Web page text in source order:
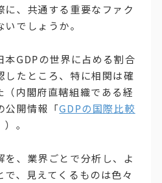
に、共通する重要なファク
でしょうか。
本GDPの世界に占める割合
したところ、特に相関は確
（内閣府直轄組織である経
公開情報「GDPの国際比較
）。
を、業界ごとで分析し、よ
で、見えてくるものは色々